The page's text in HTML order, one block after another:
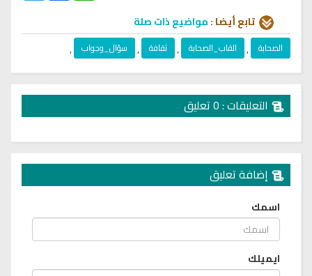
تابع أيضا :مواضيع ذات صلة
الصحابة , القاب_الصحابة , ثقافة , سؤال_وجواب ,
التعليقات : 0 تعليق
إضافة تعليق
اسمك
ايميلك